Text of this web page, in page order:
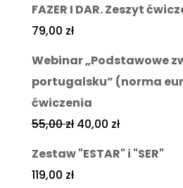
FAZER I DAR. Zeszyt
79,00 zł
Webinar „Podstawowe
portugalsku” (norma
ćwiczenia
55,00zł 40,00 zł
Zestaw "ESTAR" i "SER"
119,00 zł